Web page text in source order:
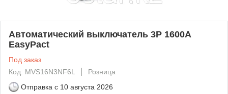
Автоматический выключатель 3Р 1600А
EasyPact
Под заказ
Код: MVS16N3NF6L
Розница
Отправка с 10 августа 2026